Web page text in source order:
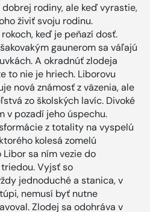
rodiny, ale keď vyrastie,
živiť svoju rodinu.
keď je peňazí dosť.
gaunerom sa váľajú
A okradnúť zlodeja
to nie je hriech. Liborovu
nová známosť z väzenia, ale
zo školských lavíc. Divoké
v pozadí jeho úspechu.
z totality na vyspelú
kolesá zomelú
sa ním vezie do
Vyjsť so
jednoduché a stanica, v
nemusí byť nutne
Zlodej sa odohráva v